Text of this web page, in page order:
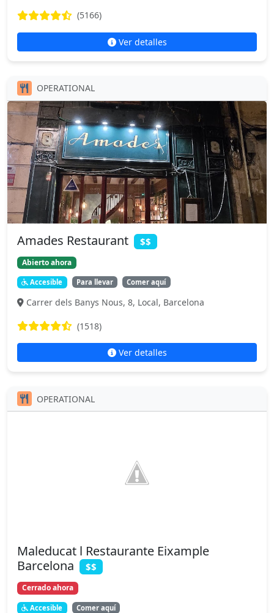
(5166)
Ver detalles
OPERATIONAL
Amades Restaurant $$
Abierto ahora
Accesible Para llevar Comer aquí
Carrer dels Banys Nous, 8, Local, Barcelona
(1518)
Ver detalles
OPERATIONAL
Maleducat l Restaurante Eixample
Barcelona
$$
Cerrado ahora
Accesible Comer aquí